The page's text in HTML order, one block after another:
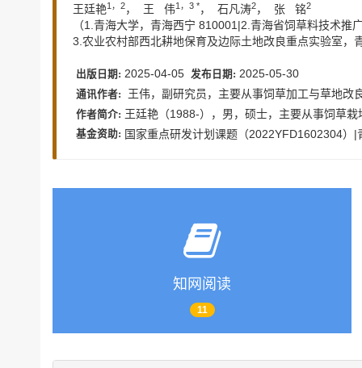
王廷艳1，2， 王 伟1，3 *， 石凡涛2， 张 铭2
（1.青海大学，青海西宁 810001|2.青海省饲草料技术推
3.农业农村部西北耕地保育及边际土地改良重点实验室，
出版日期: 2025-04-05 发布日期: 2025-05-30
通讯作者: 王伟，副研究员，主要从事饲草加工与草地
作者简介: 王廷艳（1988-），男，硕士，主要从事饲草
基金资助: 国家重点研发计划课题（2022YFD1602304）
知网阅读
11